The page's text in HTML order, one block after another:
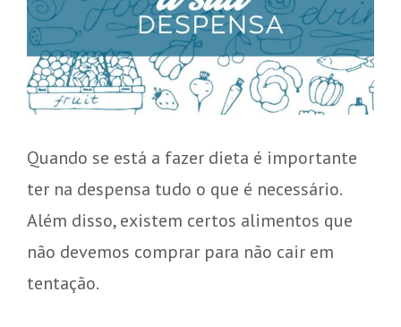
Quando se está a fazer dieta é importante
ter na despensa tudo o que é necessário.
Além disso, existem certos alimentos que
não devemos comprar para não cair em
tentação.